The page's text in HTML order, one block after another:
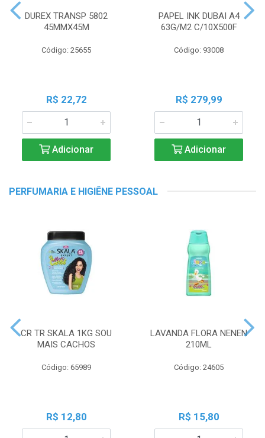
DUREX TRANSP 5802
45MMX45M
Código: 25655
R$ 22,72
Adicionar
PAPEL INK DUBAI A4
63G/M2 C/10X500F
Código: 93008
R$ 279,99
Adicionar
PERFUMARIA E HIGIÊNE PESSOAL
CR TR SKALA 1KG SOU
MAIS CACHOS
Código: 65989
R$ 12,80
LAVANDA FLORA NENEN
210ML
Código: 24605
R$ 15,80